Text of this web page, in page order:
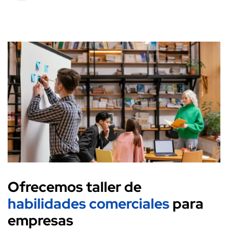
Ofrecemos taller de
habilidades comercialespara
empresas